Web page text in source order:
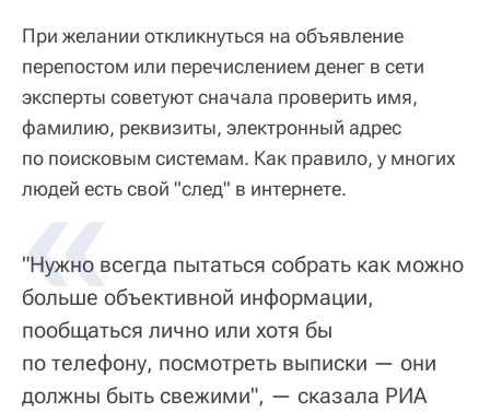
При желании откликнуться на объявление
перепостом или перечислением денег в сети
эксперты советуют сначала проверить имя,
фамилию, реквизиты, электронный адрес
по поисковым системам. Как правило, у многих
людей есть свой "след" в интернете.
"Нужно всегда пытаться собрать как можно
больше объективной информации,
пообщаться лично или хотя бы
по телефону, посмотреть выписки — они
должны быть свежими", — сказала РИА